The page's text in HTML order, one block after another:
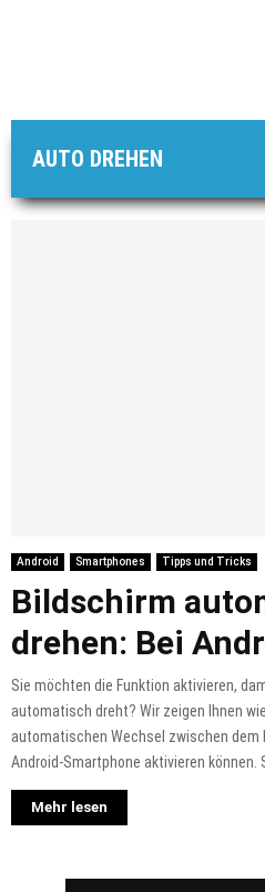
AUTO DREHEN
Android Smartphones Tipps und Tricks
Bildschirm
drehen: Bei
Sie möchten die Funktion aktivieren,
automatisch dreht? Wir zeigen Ihnen
automatischen Wechsel zwischen dem
Android-Smartphone aktivieren können.
Mehr lesen